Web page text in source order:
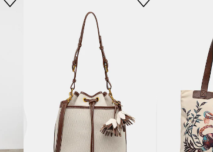
Proizvođač